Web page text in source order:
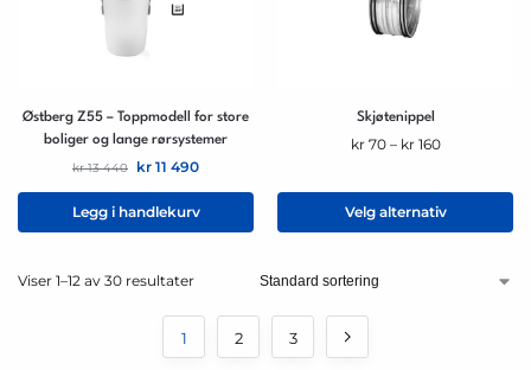
Østberg Z55 – Toppmodell for store
boliger og lange rørsystemer
kr13 440 kr 11 490
Legg i handlekurv
Skjøtenippel
kr70 – kr160
Velg alternativ
Viser 1–12 av 30 resultater
1 2 3